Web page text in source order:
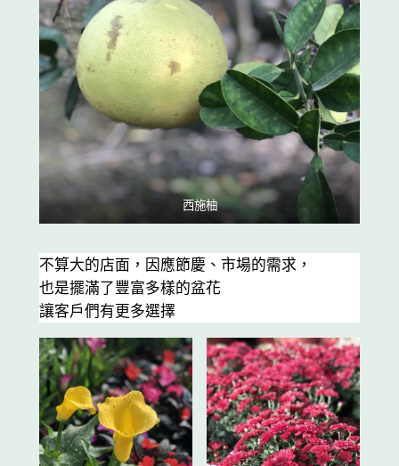
西施柚
不算大的店面，因應節慶、市場的需求，
也是擺滿了豐富多樣的盆花
讓客戶們有更多選擇